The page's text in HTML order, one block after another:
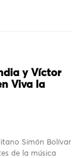
y Víctor
Viva la
Simón Bolívar
de la música